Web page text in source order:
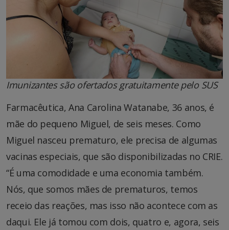
Imunizantes são ofertados gratuitamente pelo SUS
Farmacêutica, Ana Carolina Watanabe, 36 anos, é
mãe do pequeno Miguel, de seis meses. Como
Miguel nasceu prematuro, ele precisa de algumas
vacinas especiais, que são disponibilizadas no CRIE.
“É uma comodidade e uma economia também.
Nós, que somos mães de prematuros, temos
receio das reações, mas isso não acontece com as
daqui. Ele já tomou com dois, quatro e, agora, seis